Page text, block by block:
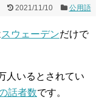
2021/11/10 公用語
スウェーデンだけで
人いるとされてい
話者数です。